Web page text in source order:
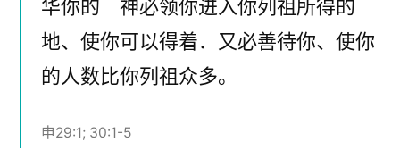
华你的 神必领你进入你列祖所得的
地、使你可以得着．又必善待你、使你
的人数比你列祖众多。
申29:1; 30:1-5